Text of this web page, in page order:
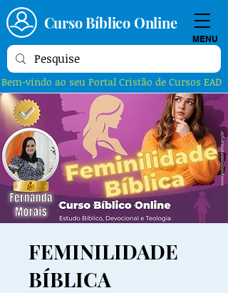
Curso Bíblico Online
MENU
Bem-vindo ao seu Portal Cristão de Cursos EAD
FEMINILIDADE
BÍBLICA